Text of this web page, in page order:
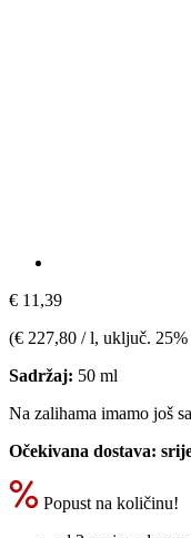
€ 11,39
(€ 227,80 / l, uključ.
Sadržaj: 50 ml
Na zalihama imamo još
Očekivana dostava:
Popust na količinu!